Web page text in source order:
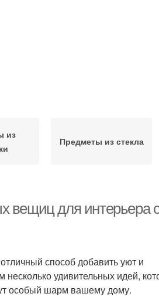
из
Предметы из стекла
вещиц для интерьера
способ добавить уют и
удивительных идей,
особый шарм вашему дому.